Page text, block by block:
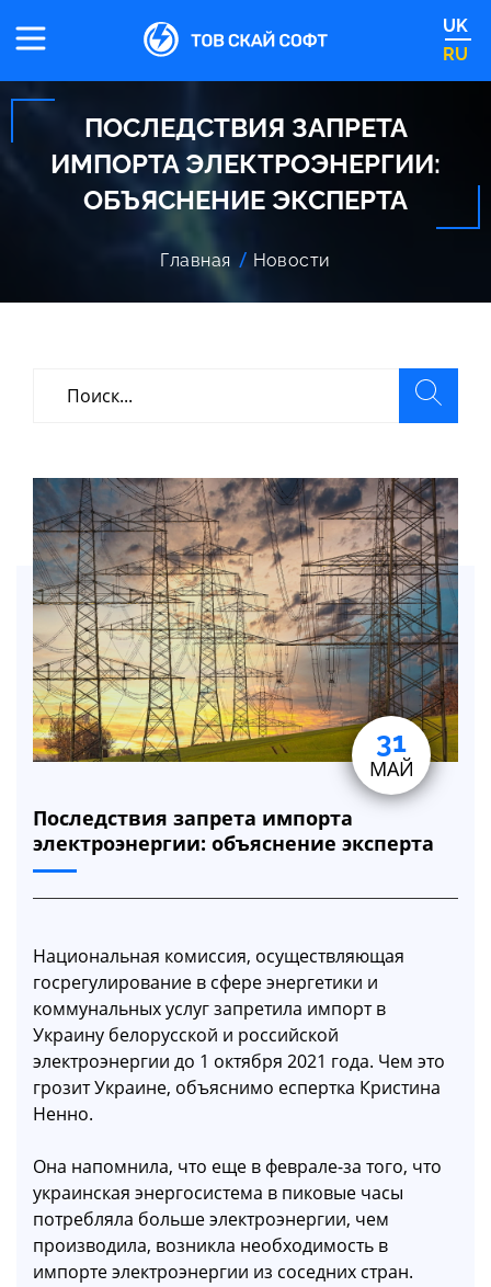
UK
RU
ПОСЛЕДСТВИЯ ЗАПРЕТА
ИМПОРТА ЭЛЕКТРОЭНЕРГИИ:
ОБЪЯСНЕНИЕ ЭКСПЕРТА
Главная Новости
31
МАЙ
Последствия запрета импорта
электроэнергии: объяснение эксперта
Национальная комиссия, осуществляющая
госрегулирование в сфере энергетики и
коммунальных услуг запретила импорт в
Украину белорусской и российской
электроэнергии до 1 октября 2021 года. Чем это
грозит Украине, объяснимо еспертка Кристина
Ненно.
Она напомнила, что еще в феврале-за того, что
украинская энергосистема в пиковые часы
потребляла больше электроэнергии, чем
производила, возникла необходимость в
импорте электроэнергии из соседних стран.